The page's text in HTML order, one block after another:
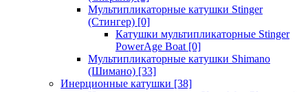
Мультипликаторные катушки Stinger
(Стингер) [0]
Катушки мультипликаторные Stinger
PowerAge Boat [0]
Мультипликаторные катушки Shimano
(Шимано) [33]
Инерционные катушки [38]